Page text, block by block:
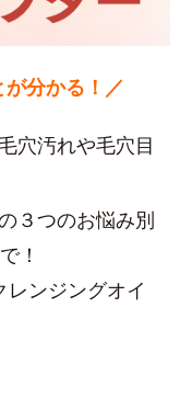
分かる！／
穴汚れや毛穴目
３つのお悩み別
！
ンジングオイ